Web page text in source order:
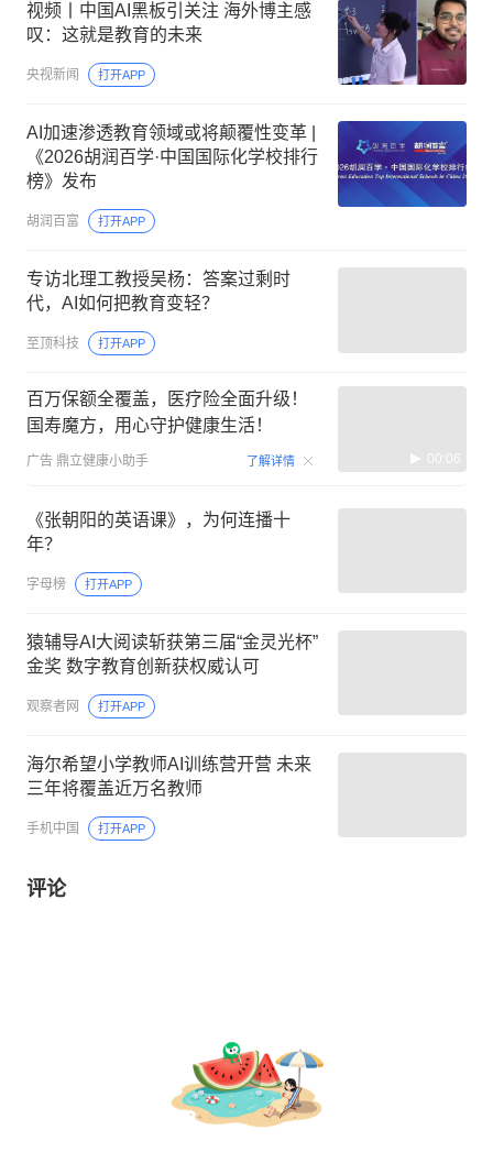
视频丨中国AI黑板引关注 海外博主感
叹：这就是教育的未来
央视新闻 打开APP
AI加速渗透教育领域或将颠覆性变革 |
《2026胡润百学·中国国际化学校排行
榜》发布
胡润百富 打开APP
专访北理工教授吴杨：答案过剩时
代，AI如何把教育变轻？
至顶科技 打开APP
百万保额全覆盖，医疗险全面升级！
国寿魔方，用心守护健康生活！
广告 鼎立健康小助手 了解详情 00:06
《张朝阳的英语课》，为何连播十
年？
字母榜 打开APP
猿辅导AI大阅读斩获第三届“金灵光杯”
金奖 数字教育创新获权威认可
观察者网 打开APP
海尔希望小学教师AI训练营开营 未来
三年将覆盖近万名教师
手机中国 打开APP
评论